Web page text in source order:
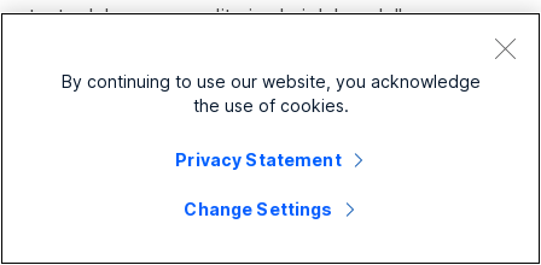
utente del gruppo eredita i valori del modello.
I modelli di impostazioni della riunione dispongono delle
seguenti proprietà speciali, oltre ai comuni
I modelli di riunione si applicano agli utenti di siti
gestiti da Control Hub e gestiti da
richiedono che gli account utente siano collegati
By continuing to use our website, you acknowledge
the use of cookies.
Privacy Statement
Change Settings